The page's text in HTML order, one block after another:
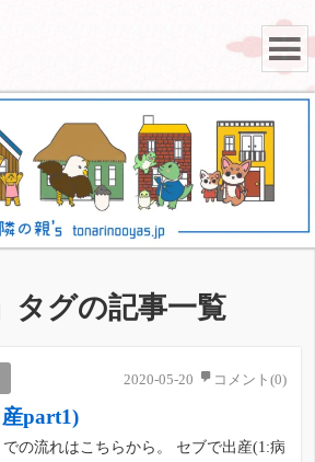
タグの記事一覧
2020-05-20 コメント(0)
part1)
での流れはこちらから。 セブで出産(1:病